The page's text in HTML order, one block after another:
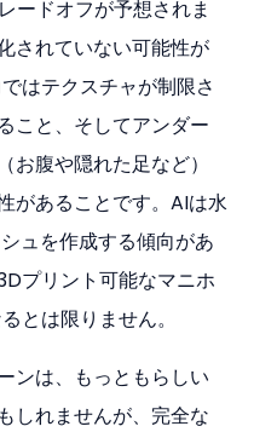
ードオフが予想されま
されていない可能性が
はテクスチャが制限さ
こと、そしてアンダー
お腹や隠れた足など）
があることです。AIは水
ュを作成する傾向があ
プリント可能なマニホ
とは限りません。
ンは、もっともらしい
しれませんが、完全な